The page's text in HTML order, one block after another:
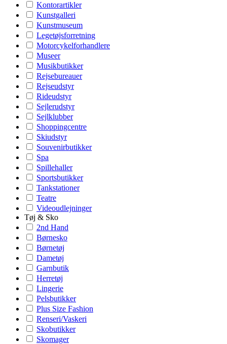
Kontorartikler
Kunstgalleri
Kunstmuseum
Legetøjsforretning
Motorcykelforhandlere
Museer
Musikbutikker
Rejsebureauer
Rejseudstyr
Rideudstyr
Sejlerudstyr
Sejlklubber
Shoppingcentre
Skiudstyr
Souvenirbutikker
Spa
Spillehaller
Sportsbutikker
Tankstationer
Teatre
Videoudlejninger
Tøj & Sko
2nd Hand
Børnesko
Børnetøj
Dametøj
Garnbutik
Herretøj
Lingerie
Pelsbutikker
Plus Size Fashion
Renseri/Vaskeri
Skobutikker
Skomager